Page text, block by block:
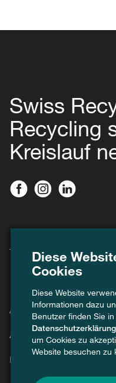
Swiss
Recycling
Kreislauf
Agenda
Aktuell
Kontakt
Diese
Cookies
Diese Website
Informationen dazu
Benutzer finden Sie
Datenschutzerklärung
um Cookies zu
Website besuchen zu